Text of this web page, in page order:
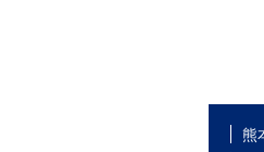
熊